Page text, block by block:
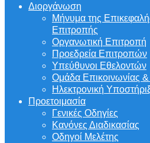
Διοργάνωση
Μήνυμα της
Επιτροπής
Οργανωτική Επιτροπή
Προεδρεία Επιτροπών
Υπεύθυνοι Εθελοντών
Ομάδα Επικοινωνίας &
Ηλεκτρονική
Προετοιμασία
Γενικές Οδηγίες
Κανόνες Διαδικασίας
Οδηγοί Μελέτης